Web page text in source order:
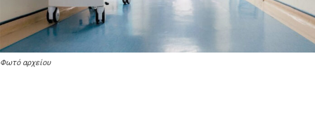
Φωτό αρχείου